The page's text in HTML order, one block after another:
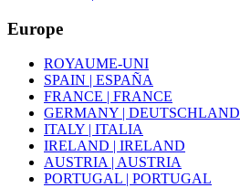
Europe
ROYAUME-UNI
SPAIN | ESPAÑA
FRANCE | FRANCE
GERMANY | DEUTSCHLAND
ITALY | ITALIA
IRELAND | IRELAND
AUSTRIA | AUSTRIA
PORTUGAL | PORTUGAL